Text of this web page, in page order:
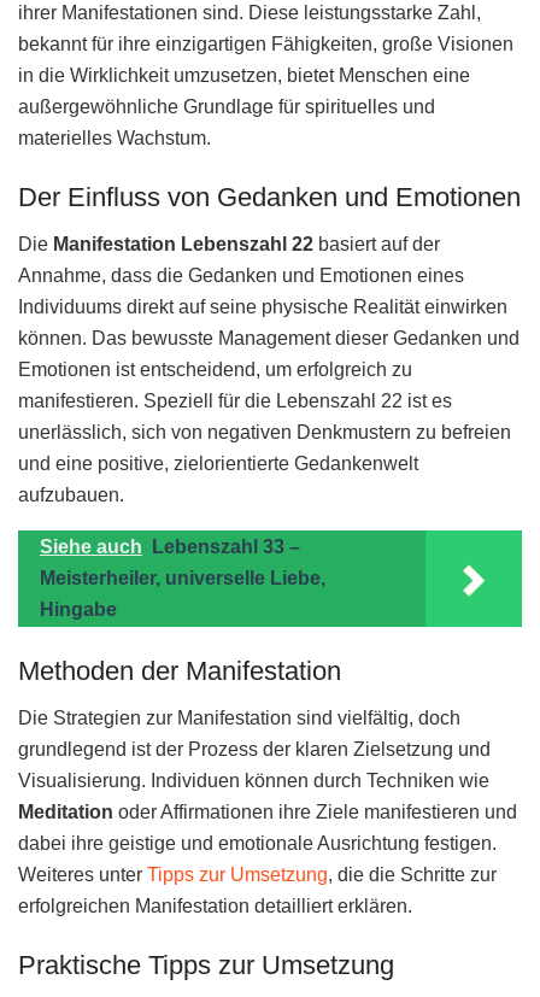
ihrer Manifestationen sind. Diese leistungsstarke Zahl,
bekannt für ihre einzigartigen Fähigkeiten, große Visionen
in die Wirklichkeit umzusetzen, bietet Menschen eine
außergewöhnliche Grundlage für spirituelles und
materielles Wachstum.
Der Einfluss von Gedanken und Emotionen
Die Manifestation Lebenszahl 22 basiert auf der
Annahme, dass die Gedanken und Emotionen eines
Individuums direkt auf seine physische Realität einwirken
können. Das bewusste Management dieser Gedanken und
Emotionen ist entscheidend, um erfolgreich zu
manifestieren. Speziell für die Lebenszahl 22 ist es
unerlässlich, sich von negativen Denkmustern zu befreien
und eine positive, zielorientierte Gedankenwelt
aufzubauen.
Siehe auch
Lebenszahl 33 –
Meisterheiler, universelle Liebe,
Hingabe
Methoden der Manifestation
Die Strategien zur Manifestation sind vielfältig, doch
grundlegend ist der Prozess der klaren Zielsetzung und
Visualisierung. Individuen können durch Techniken wie
Meditation oder Affirmationen ihre Ziele manifestieren und
dabei ihre geistige und emotionale Ausrichtung festigen.
Weiteres unter Tipps zur Umsetzung, die die Schritte zur
erfolgreichen Manifestation detailliert erklären.
Praktische Tipps zur Umsetzung